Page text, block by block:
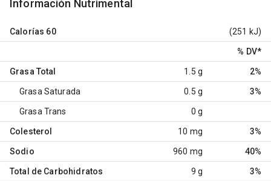
Información Nutrimental
Calorías 60 (251 kJ)
% DV*
Grasa Total 1.5 g 2%
Grasa Saturada 0.5 g 3%
Grasa Trans 0 g
Colesterol 10 mg 3%
Sodio 960 mg 40%
Total de Carbohidratos 9 g 3%